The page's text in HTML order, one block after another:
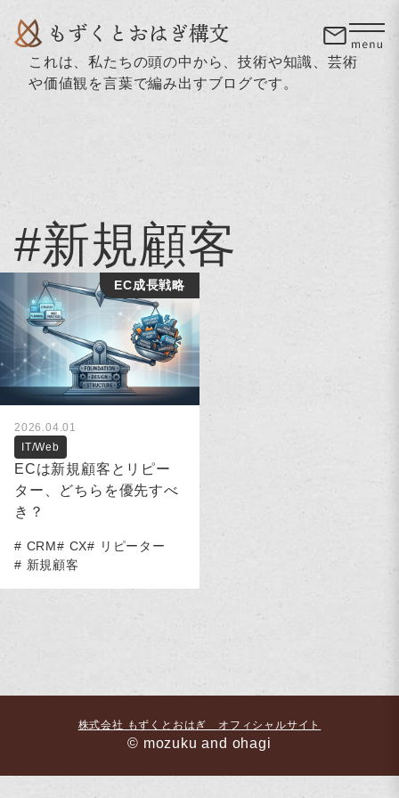
これは、私たちの頭の中から、技術や知識、芸術
や価値観を言葉で編み出すブログです。
#新規顧客
2026.04.01
IT/Web
ECは新規顧客とリピー
ター、どちらを優先すべ
き？
CRM CX
リピーター
新規顧客
EC成長戦略
株式会社 もずくとおはぎ オフィシャルサイト
© mozuku and ohagi